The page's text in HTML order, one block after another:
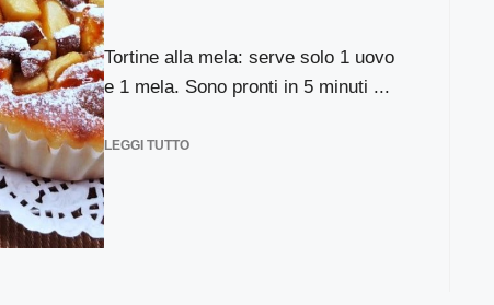
Tortine alla mela: serve solo 1 uovo
e 1 mela. Sono pronti in 5 minuti ...
LEGGI TUTTO